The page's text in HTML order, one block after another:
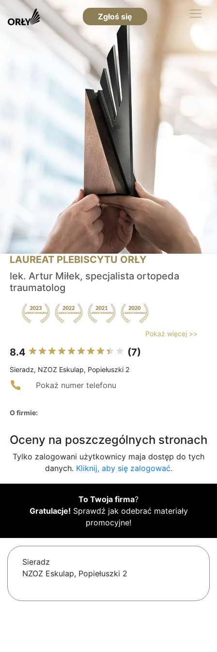
Zgłoś się
LAUREAT PLEBISCYTU ORŁY
lek. Artur Miłek, specjalista ortopeda
traumatolog
Pokaż więcej >>
8.4 (7)
Sieradz, NZOZ Eskulap, Popiełuszki 2
Pokaż numer telefonu
O firmie:
Oceny na poszczególnych stronach
Tylko zalogowani użytkownicy maja dostęp do tych
danych. Kliknij, aby się zalogować.
To Twoja firma?
Gratulacje! Sprawdź jak odebrać materiały
promocyjne!
Sieradz
NZOZ Eskulap, Popiełuszki 2